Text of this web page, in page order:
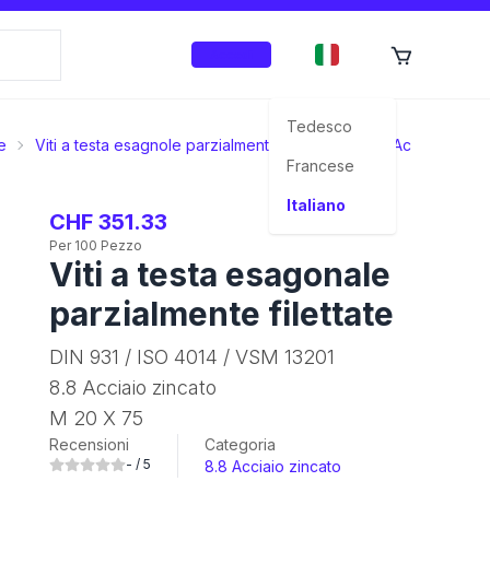
Tedesco
Francese
Italiano
Viti a testa esagnole parzialmente filettate 8.8 Acciaio
CHF 351.33
Per 100 Pezzo
Viti a testa esagonale
parzialmente filettate
DIN 931 / ISO 4014 / VSM 13201
8.8 Acciaio zincato
M 20 X 75
Recensioni
- / 5
Categoria
8.8 Acciaio zincato